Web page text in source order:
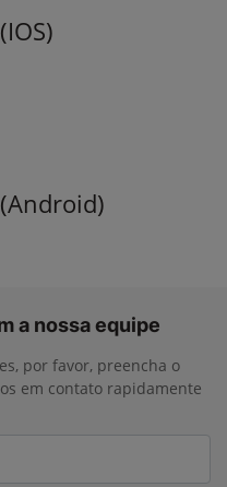
a nossa equipe
por favor, preencha o
em contato rapidamente